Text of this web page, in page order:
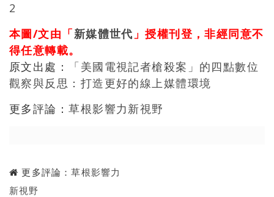
2
本圖/文由「新媒體世代 」授權刊登，非經同意不
得任意轉載。
原文出處：
「美國電視記者槍殺案」的四點數位
觀察與反思：打造更好的線上媒體環境
更多評論：草根影響力新視野
更多評論：草根影響力
新視野